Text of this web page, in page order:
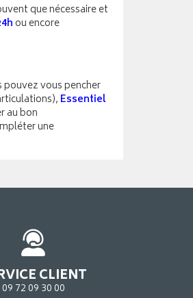
que nécessaire et
ou encore
vous pencher
Essentiel
au bon
une
CLIENT
09 72 09 30 00